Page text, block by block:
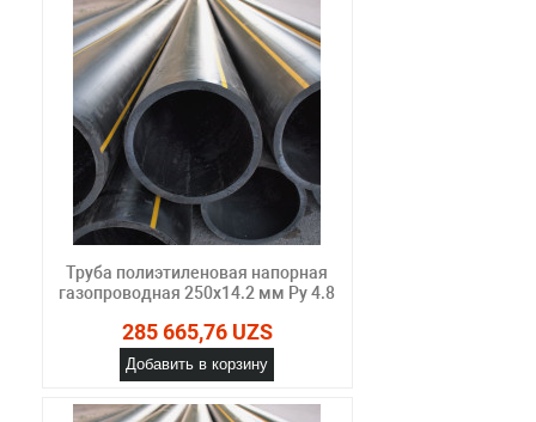
Труба полиэтиленовая напорная
газопроводная 250х14.2 мм Ру 4.8
285 665,76 UZS
Добавить в корзину